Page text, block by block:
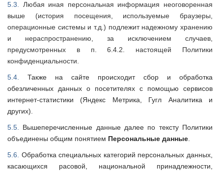
5.3. Любая иная персональная информация неоговоренная
выше (история посещения, используемые браузеры,
операционные системы и т.д.) подлежит надежному хранению
и нераспространению, за исключением случаев,
предусмотренных в п. 6.4.2. настоящей Политики
конфиденциальности.
5.4. Также на сайте происходит сбор и обработка
обезличенных данных о посетителях с помощью сервисов
интернет-статистики (Яндекс Метрика, Гугл Аналитика и
других).
5.5. Вышеперечисленные данные далее по тексту Политики
объединены общим понятием Персональные данные
5.6. Обработка специальных категорий персональных данных,
касающихся расовой, национальной принадлежности,